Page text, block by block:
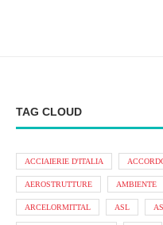
TAG CLOUD
ACCIAIERIE D'ITALIA
AEROSTRUTTURE AMBIENTE
ARCELORMITTAL ASL